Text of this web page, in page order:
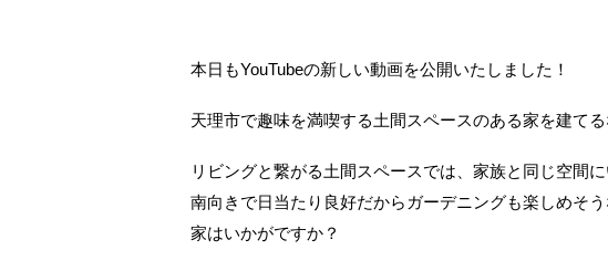
本日もYouTubeの新しい動画を公開いたしました！
天理市で趣味を満喫する土間スペースのある家を建て
リビングと繋がる土間スペースでは、家族と同じ空間
南向きで日当たり良好だからガーデニングも楽しめそ
家はいかがですか？